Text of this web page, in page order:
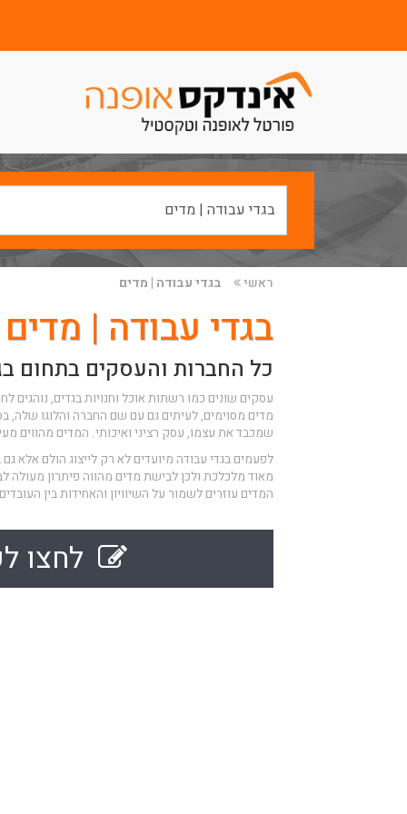
ראשי בגדי עבודה | מדים
בגדי עבודה | מדים
כל החברות והעסקים בתחום
עסקים שונים כמו רשתות אוכל וחנויות בגדים,
מדים מסוימים, לעיתים גם עם שם החברה והלוגו שלה,
שמכבד את עצמו, עסק רציני ואיכותי. המדים מהווים
לפעמים בגדי עבודה מיועדים לא רק לייצוג הולם אלא
מאוד מלכלכת ולכן לבישת מדים מהווה פיתרון מעולה
המדים עוזרים לשמור על השיוויון והאחידות בין
לחצו